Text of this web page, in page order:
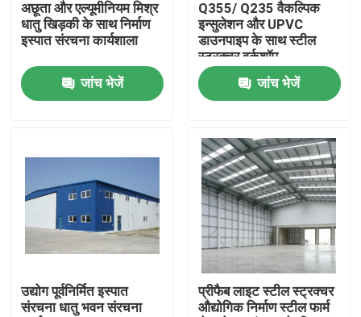
गुणवत्ता नियंत्रण
एक उद्धरण का अनुरोध करें
इस्पात संरचना गोदाम
इस्पात संरचना कार्यशाला
हल्के इस्पात संरचना
अछूता और एल्यूमीनियम मिश्र
धातु खिड़की के साथ निर्माण
इस्पात संरचना कार्यशाला
जांच भेजें
Q355/ Q235 वैकल्पिक
इन्सुलेशन और UPVC
डाउनपाइप के साथ स्टील
स्ट्रक्चर वर्कशॉप
जांच भेजें
उद्योग पूर्वनिर्मित इस्पात
संरचना धातु भवन संरचना
प्रीफैब लाइट स्टील स्ट्रक्चर
औद्योगिक निर्माण स्टील फार्म